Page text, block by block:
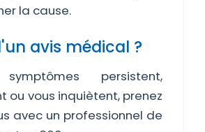
la cause.
avis médical ?
persistent,
ou vous inquiètent, prenez
avec un professionnel de